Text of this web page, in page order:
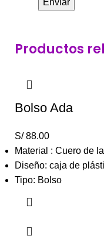
Productos
Bolso Ada
S/88.00
Material : Cuero de
Diseño: caja de
Tipo: Bolso